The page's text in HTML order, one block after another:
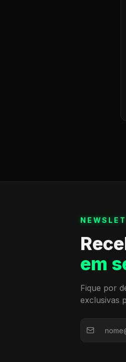
em
Fique por
exclusivas